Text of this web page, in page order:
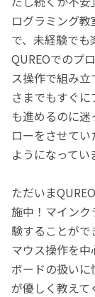
ログラミング
で、未経験でも
QUREOでのプ
ス操作で組み
さまでもすぐ
も進めるのに
ローをさせて
ようになってい
ただいま
施中！マイン
験することがで
マウス操作を
ボードの扱い
が優しく教え